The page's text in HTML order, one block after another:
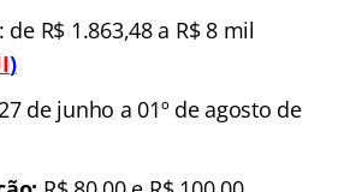
: de R$ 1.863,48 a R$ 8 mil
)
de junho a 01º de agosto de